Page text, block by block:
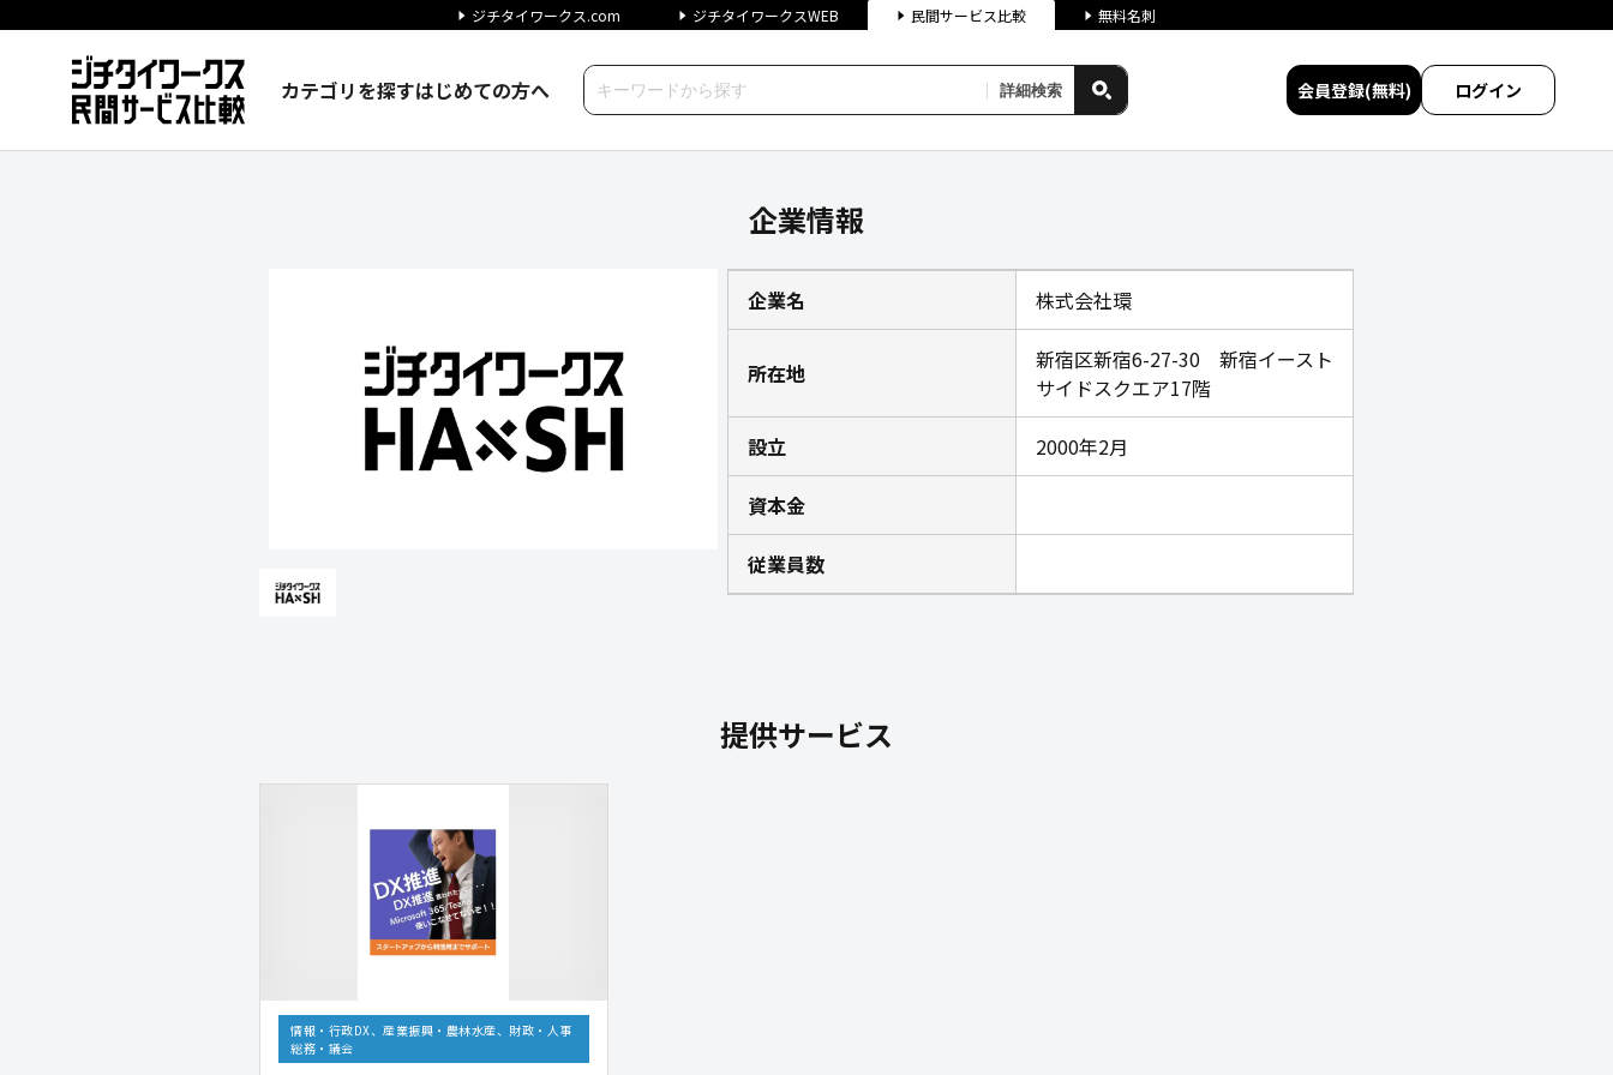
ジチタイワークス.com ジチタイワークスWEB 民間サービス比較 無料名刺
カテゴリを探すはじめての方へ 詳細検索 会員登録(無料) ログイン
企業情報
企業名 株式会社環
所在地
新宿区新宿6-27-30 新宿イースト
サイドスクエア17階
設立 2000年2月
資本金
従業員数
提供サービス
情報・行政DX、産業振興・農林水産、財政・人事
総務・議会